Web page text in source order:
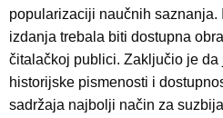
popularizaciji naučnih saznanja.
izdanja trebala biti dostupna
čitalačkoj publici. Zaključio je da
historijske pismenosti i
sadržaja najbolji način za